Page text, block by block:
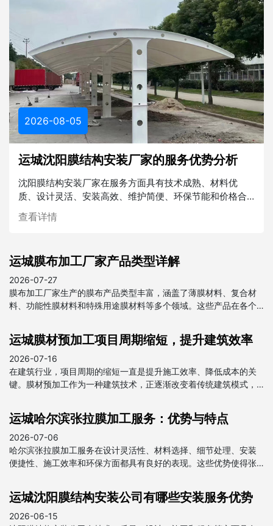
2026-08-05
运城沈阳膜结构安装厂家的服务优势分析
沈阳膜结构安装厂家在服务方面具有技术成熟、材料优
质、设计灵活、安装高效、维护简便、环保节能和价格合
理等多重优势。在未来的建筑行业中，膜结构将发挥越来
越重要的作用
查看详情
运城膜布加工厂家产品类型详解
2026-07-27
膜布加工厂家生产的膜布产品类型丰富，涵盖了薄膜材料、复合材
料、功能性膜材料和特殊用途膜材料等多个领域。这些产品在各个
运城膜材预加工项目周期缩短，提升建筑效率
2026-07-16
在建筑行业，项目周期的缩短一直是提升施工效率、降低成本的关
键。膜材预加工作为一种建筑技术，正逐渐改变着传统建筑模式，
运城哈尔滨张拉膜加工服务：优势与特点
2026-07-06
哈尔滨张拉膜加工服务在设计灵活性、材料选择、细节处理、安装
便捷性、施工效率和环保方面都具有良好的表现。这些优势使得张
一部分。
运城沈阳膜结构安装公司有哪些安装服务优势
2026-06-15